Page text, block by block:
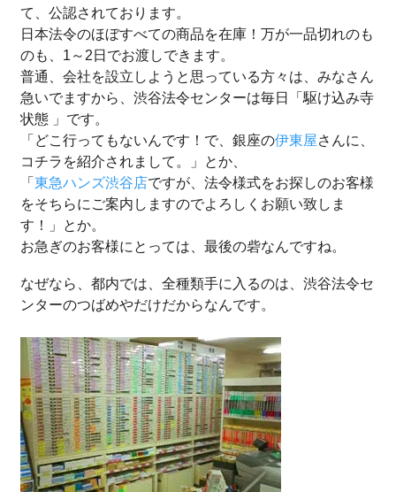
て、公認されております。
日本法令のほぼすべての商品を在庫！万が一品切れのも
のも、1～2日でお渡しできます。
普通、会社を設立しようと思っている方々は、みなさん
急いでますから、渋谷法令センターは毎日「駆け込み寺
状態 」です。
「どこ行ってもないんです！で、銀座の伊東屋さんに、
コチラを紹介されまして。」とか、
「 東急ハンズ渋谷店ですが、法令様式をお探しのお客様
をそちらにご案内しますのでよろしくお願い致しま
す！」とか。
お急ぎのお客様にとっては、最後の砦なんですね。
なぜなら、都内では、全種類手に入るのは、渋谷法令セ
ンターのつばめやだけだからなんです。